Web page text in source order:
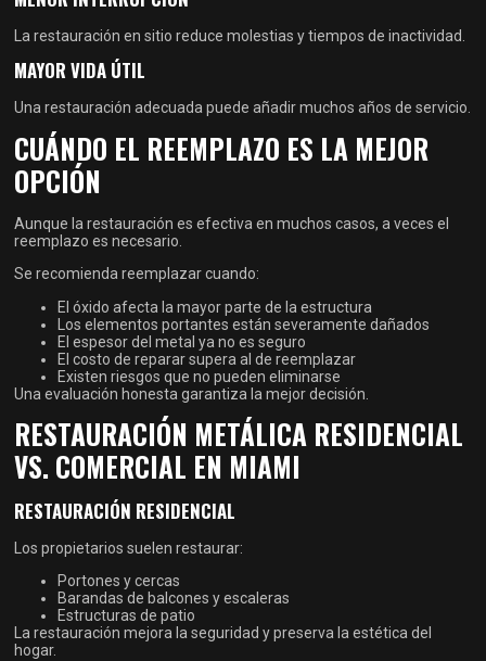
La restauración en sitio reduce molestias y tiempos de inactividad.
MAYOR VIDA ÚTIL
Una restauración adecuada puede añadir muchos años de servicio.
CUÁNDO EL REEMPLAZO ES LA MEJOR
OPCIÓN
Aunque la restauración es efectiva en muchos casos, a veces el
reemplazo es necesario.
Se recomienda reemplazar cuando:
El óxido afecta la mayor parte de la estructura
Los elementos portantes están severamente dañados
El espesor del metal ya no es seguro
El costo de reparar supera al de reemplazar
Existen riesgos que no pueden eliminarse
Una evaluación honesta garantiza la mejor decisión.
RESTAURACIÓN METÁLICA RESIDENCIAL
VS. COMERCIAL EN MIAMI
RESTAURACIÓN RESIDENCIAL
Los propietarios suelen restaurar:
Portones y cercas
Barandas de balcones y escaleras
Estructuras de patio
La restauración mejora la seguridad y preserva la estética del
hogar.